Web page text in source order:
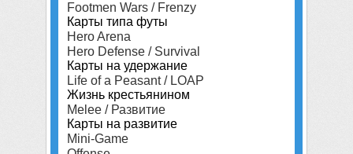
Footmen Wars / Frenzy
Карты типа футы
Hero Arena
Hero Defense / Survival
Карты на удержание
Life of a Peasant / LOAP
Жизнь крестьянином
Melee / Развитие
Карты на развитие
Mini-Game